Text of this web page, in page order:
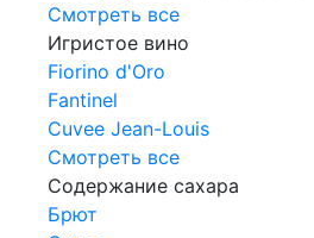
Смотреть все
Игристое вино
Fiorino d'Oro
Fantinel
Cuvee Jean-Louis
Смотреть все
Содержание сахара
Брют